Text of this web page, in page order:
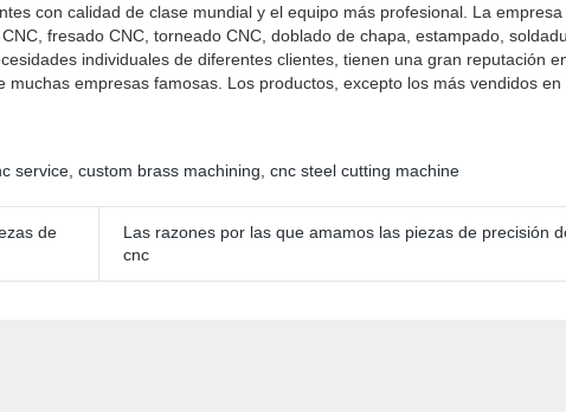
con calidad de clase mundial y el equipo más profesional. La empresa
fresado CNC, torneado CNC, doblado de chapa, estampado,
individuales de diferentes clientes, tienen una gran reputación
empresas famosas. Los productos, excepto los más vendidos en
service custom brass machining cnc steel cutting machine
de
Las razones por las que amamos las piezas de precisión
cnc